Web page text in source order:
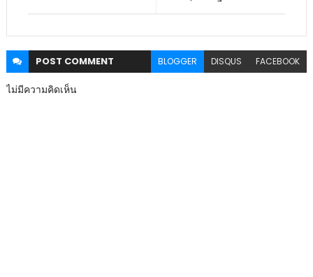
POST COMMENT BLOGGER DISQUS FACEBOOK
ไม่มีความคิดเห็น